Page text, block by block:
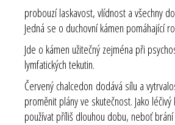
probouzí laskavost, vlídnost a všechny
Jedná se o duchovní kámen pomáhající
Jde o kámen užitečný zejména při
lymfatických tekutin.
Červený chalcedon dodává sílu a
proměnit plány ve skutečnost. Jako
používat příliš dlouhou dobu, neboť